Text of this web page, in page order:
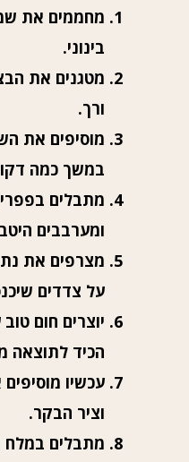
מחממים את שמן
בינוני.
מטגנים את הבצל
מוסיפים את השום
במשך כמה דקות עד
מתבלים בפפריקה,
ומערבבים היטב.
מצרפים את נתחי
על צדדים שיכנסו
יוצרים חום טוב
הכיד לתוצאה
עכשיו מוסיפים את
וציר הבקר.
מתבלים במלח